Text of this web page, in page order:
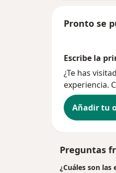
Pronto se
Escribe la
¿Te has
experiencia.
Añadir tu
Preguntas
¿Cuáles son